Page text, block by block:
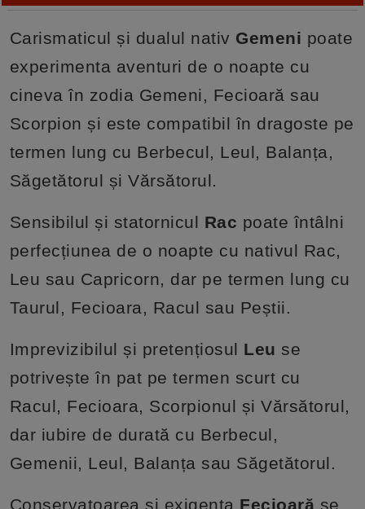
Carismaticul și dualul nativ Gemeni poate
experimenta aventuri de o noapte cu
cineva în zodia Gemeni, Fecioară sau
Scorpion și este compatibil în dragoste pe
termen lung cu Berbecul, Leul, Balanța,
Săgetătorul și Vărsătorul.
Sensibilul și statornicul Rac poate întâlni
perfecțiunea de o noapte cu nativul Rac,
Leu sau Capricorn, dar pe termen lung cu
Taurul, Fecioara, Racul sau Peștii.
Imprevizibilul și pretențiosul Leu se
potrivește în pat pe termen scurt cu
Racul, Fecioara, Scorpionul și Vărsătorul,
dar iubire de durată cu Berbecul,
Gemenii, Leul, Balanța sau Săgetătorul.
Conservatoarea și exigenta Fecioară se